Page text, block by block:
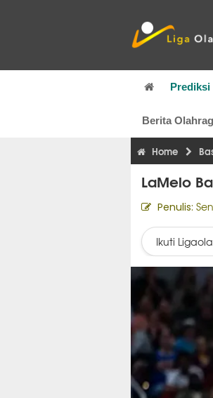
Prediksi
Berita
Home
LaMelo
Penulis:
Ikuti